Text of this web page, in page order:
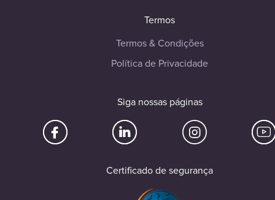
Termos
Termos & Condições
Política de Privacidade
Siga nossas páginas
Certificado de segurança